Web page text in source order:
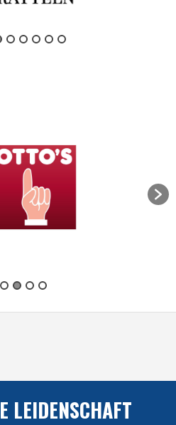
LEIDENSCHAFT